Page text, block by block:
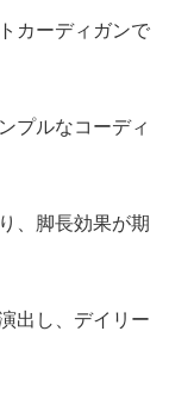
カーディガンで
プルなコーディ
、脚長効果が期
出し、デイリー